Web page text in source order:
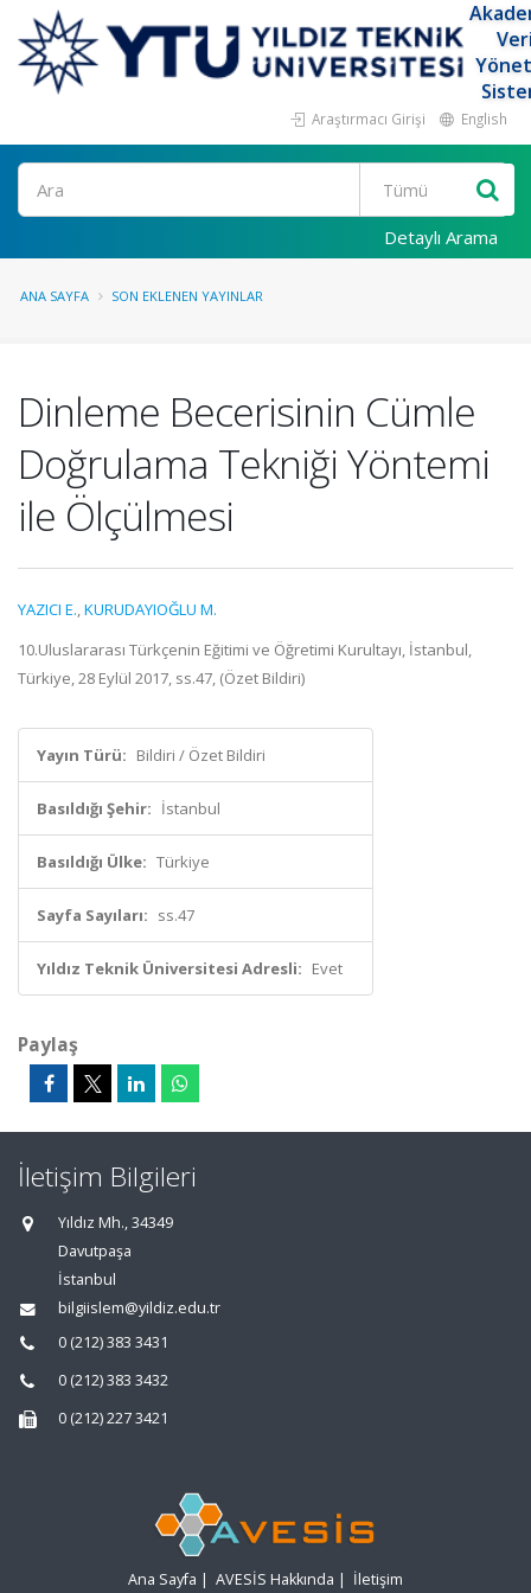
Araştırmacı Girişi English
Ara
Detaylı Arama
ANA SAYFA SON EKLENEN YAYINLAR
Dinleme Becerisinin Cümle
Doğrulama Tekniği Yöntemi
ile Ölçülmesi
YAZICI E.,KURUDAYIOĞLU M.
10.Uluslararası Türkçenin Eğitimi ve Öğretimi Kurultayı, İstanbul,
Türkiye, 28 Eylül 2017, ss.47, (Özet Bildiri)
Yayın Türü: Bildiri / Özet Bildiri
Basıldığı Şehir: İstanbul
Basıldığı Ülke: Türkiye
Sayfa Sayıları: ss.47
Yıldız Teknik Üniversitesi Adresli: Evet
Paylaş
İletişim Bilgileri
Yıldız Mh., 34349
Davutpaşa
İstanbul
bilgiislem@yildiz.edu.tr
0 (212) 383 3431
0 (212) 383 3432
0 (212) 227 3421
Ana Sayfa | AVESİS Hakkında | İletişim